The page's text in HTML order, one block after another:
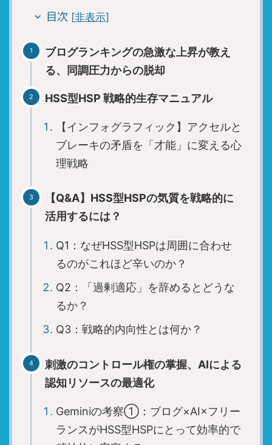
2026.06.27
財務的分析
ブログランキング参加中です。
HSS型HSPやINTJの生存戦略を、より多くの
お願いします。あなたの1票が、情報の拡散
力を高めます。
目次 [非表示]
ブログランキングの急激な上昇が教え
る、同調圧力からの脱却
HSS型HSP 戦略的生存マニュアル
【インフォグラフィック】アクセルと
ブレーキの矛盾を「才能」に変える心
理戦略
【Q&A】HSS型HSPの気質を戦略的に
活用するには？
Q1：なぜHSS型HSPは周囲に合わせ
るのがこれほど辛いのか？
Q2：「過剰適応」を辞めるとどうな
るか？
Q3：戦略的内向性とは何か？
刺激のコントロール権の掌握、AIによる
認知リソースの最適化
Geminiの考察①：ブログ×AI×フリー
ランスがHSS型HSPにとって効率的で